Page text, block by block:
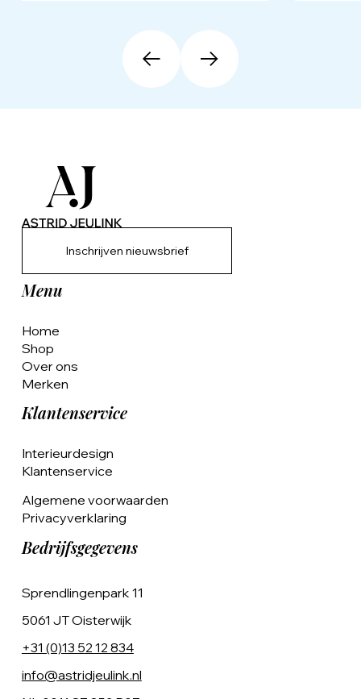
Inschrijven nieuwsbrief
Menu
Home
Shop
Over ons
Merken
Klantenservice
Interieurdesign
Klantenservice
Algemene voorwaarden
Privacyverklaring
Bedrijfsgegevens
Sprendlingenpark 11
5061 JT Oisterwijk
+31 (0)13 52 12 834
info@astridjeulink.nl